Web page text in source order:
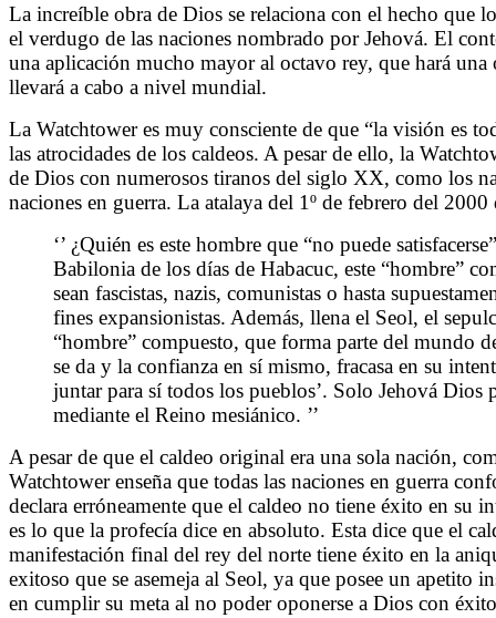
La increíble obra de Dios se relaciona con el hecho que
el verdugo de las naciones nombrado por Jehová. El
una aplicación mucho mayor al octavo rey, que hará
llevará a cabo a nivel mundial.
La Watchtower es muy consciente de que “la visión es
las atrocidades de los caldeos. A pesar de ello, la
de Dios con numerosos tiranos del siglo XX, como los
naciones en guerra. La atalaya del 1º de febrero del 2000
‘’ ¿Quién es este hombre que “no puede
Babilonia de los días de Habacuc, este “hombre”
sean fascistas, nazis, comunistas o hasta
fines expansionistas. Además, llena el Seol, el
“hombre” compuesto, que forma parte del mundo
se da y la confianza en sí mismo, fracasa en su
juntar para sí todos los pueblos’. Solo Jehová
mediante el Reino mesiánico. ’’
A pesar de que el caldeo original era una sola nación,
Watchtower enseña que todas las naciones en guerra
declara erróneamente que el caldeo no tiene éxito en su
es lo que la profecía dice en absoluto. Esta dice que el
manifestación final del rey del norte tiene éxito en la
exitoso que se asemeja al Seol, ya que posee un apetito
en cumplir su meta al no poder oponerse a Dios con